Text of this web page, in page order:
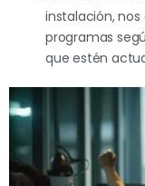
instalación,
programas
que estén